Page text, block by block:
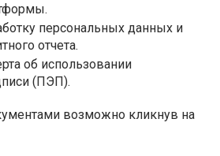
персональных данных и
отчета.
об использовании
(ПЭП).
возможно кликнув на